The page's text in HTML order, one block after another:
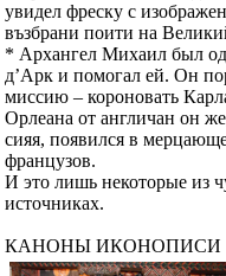
увидел фреску с
възбрани поити на
* Архангел Михаил был
д’Арк и помогал ей. Он
миссию – короновать
Орлеана от англичан он
сияя, появился в
французов.
И это лишь некоторые из
источниках.
КАНОНЫ ИКОНОПИСИ